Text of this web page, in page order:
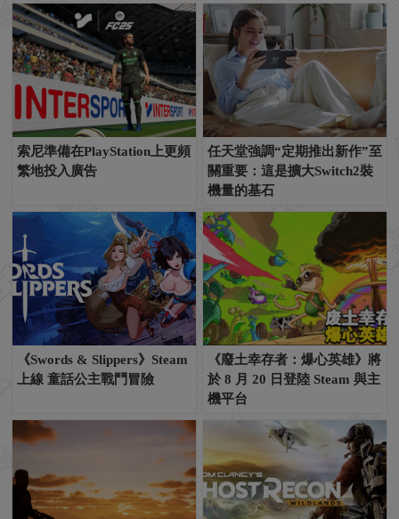
索尼準備在PlayStation上更頻
繁地投入廣告
任天堂強調“定期推出新作”至
關重要：這是擴大Switch2裝
機量的基石
《Swords & Slippers》Steam
上線 童話公主戰鬥冒險
《廢土幸存者：爆心英雄》將
於 8 月 20 日登陸 Steam 與主
機平台